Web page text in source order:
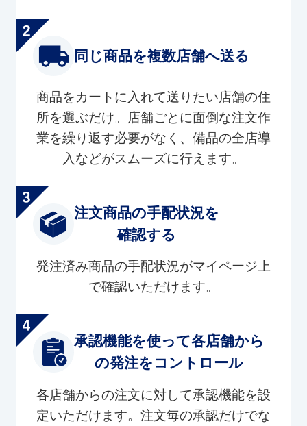
同じ商品を複数店舗へ送る
商品をカートに入れて送りたい店舗の住
所を選ぶだけ。店舗ごとに面倒な注文作
業を繰り返す必要がなく、備品の全店導
入などがスムーズに行えます。
注文商品の手配状況を
確認する
発注済み商品の手配状況がマイページ上
で確認いただけます。
承認機能を使って各店舗から
の発注をコントロール
各店舗からの注文に対して承認機能を設
定いただけます。注文毎の承認だけでな